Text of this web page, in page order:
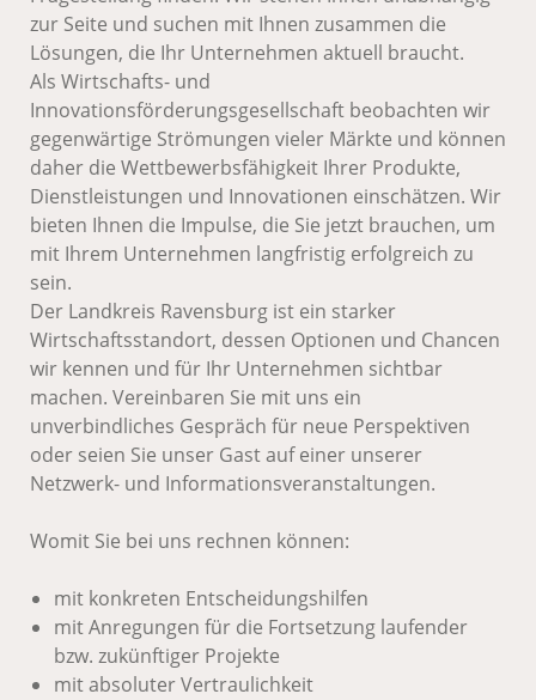
zur Seite und suchen mit Ihnen zusammen die
Lösungen, die Ihr Unternehmen aktuell braucht.
Als Wirtschafts- und
Innovationsförderungsgesellschaft beobachten wir
gegenwärtige Strömungen vieler Märkte und können
daher die Wettbewerbsfähigkeit Ihrer Produkte,
Dienstleistungen und Innovationen einschätzen. Wir
bieten Ihnen die Impulse, die Sie jetzt brauchen, um
mit Ihrem Unternehmen langfristig erfolgreich zu
sein.
Der Landkreis Ravensburg ist ein starker
Wirtschaftsstandort, dessen Optionen und Chancen
wir kennen und für Ihr Unternehmen sichtbar
machen. Vereinbaren Sie mit uns ein
unverbindliches Gespräch für neue Perspektiven
oder seien Sie unser Gast auf einer unserer
Netzwerk- und Informationsveranstaltungen.
Womit Sie bei uns rechnen können:
mit konkreten Entscheidungshilfen
mit Anregungen für die Fortsetzung laufender
bzw. zukünftiger Projekte
mit absoluter Vertraulichkeit